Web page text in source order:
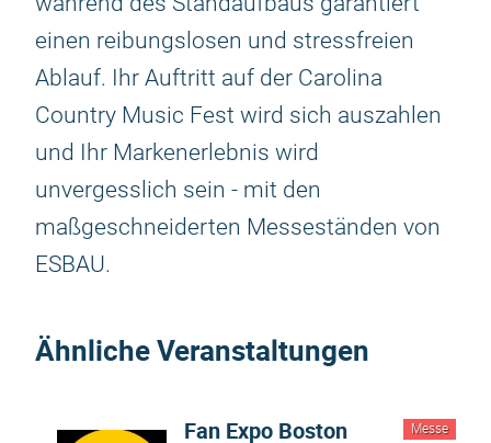
einen reibungslosen und stressfreien
Ablauf. Ihr Auftritt auf der Carolina
Country Music Fest wird sich auszahlen
und Ihr Markenerlebnis wird
unvergesslich sein - mit den
maßgeschneiderten Messeständen von
ESBAU.
Ähnliche Veranstaltungen
Messe
Fan Expo Boston